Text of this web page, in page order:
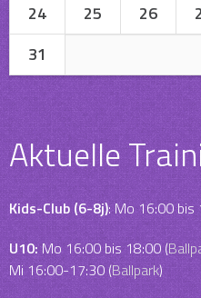
24
25 26
31
Aktuelle
Kids-Club (6-8j): Mo 16:00 bis
U10:Mo 16:00 bis 18:00 (
Mi 16:00-17:30 (Ballpark)